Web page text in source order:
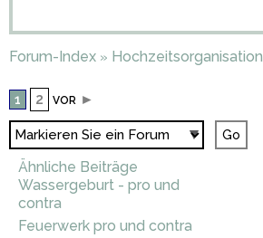
Forum-Index » Hochzeitsorganisation
1 2 VOR ►
Ähnliche Beiträge
Wassergeburt - pro und
contra
Feuerwerk pro und contra